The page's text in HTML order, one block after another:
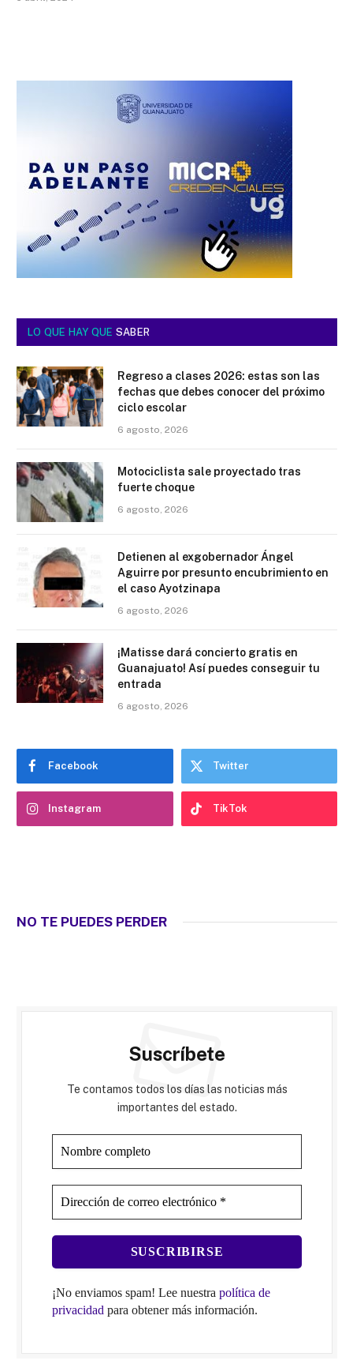
LO QUE HAY QUE SABER
Regreso a clases 2026: estas son las
fechas que debes conocer del próximo
ciclo escolar
6 agosto, 2026
Motociclista sale proyectado tras
fuerte choque
6 agosto, 2026
Detienen al exgobernador Ángel
Aguirre por presunto encubrimiento en
el caso Ayotzinapa
6 agosto, 2026
¡Matisse dará concierto gratis en
Guanajuato! Así puedes conseguir tu
entrada
6 agosto, 2026
Facebook Twitter
Instagram TikTok
NO TE PUEDES PERDER
Suscríbete
Te contamos todos los días las noticias más
importantes del estado.
¡No enviamos spam! Lee nuestra política de
privacidad para obtener más información.